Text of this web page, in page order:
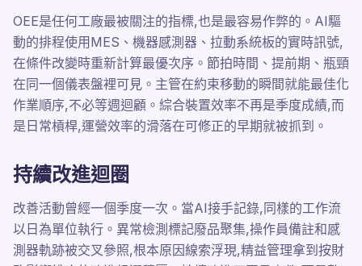
OEE是任何工廠最被關注的指標,也是最容易作弊的。AI驅
動的排程使用MES、機器感測器、拉動系統板的實時訊號,
在條件改變時重新計算最優次序。節拍時間、提前期、瓶頸
在同一個儀表盤裡可見。主管在約束移動的瞬間就能最佳化
作業順序,不必等週迴顧。綜合裝置效率不再是季度成績,而
是日常槓桿,運營效率的滑落在可修正的早期就被抓到。
持續改進迴圈
改善活動曾經一個季度一次。當AI接手記錄,同樣的工作流
以日為單位執行。異常檢測標記廢品聚集,操作員備註和感
測器軌跡被交叉參照,根本原因線索浮現,精益管理拿到按財